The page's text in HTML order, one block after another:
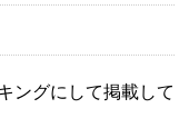
ングにして掲載して